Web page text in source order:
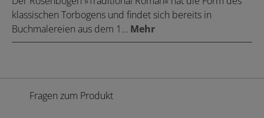
klassischen Torbogens und findet sich bereits in
Buchmalereien aus dem 1… Mehr
Fragen zum Produkt